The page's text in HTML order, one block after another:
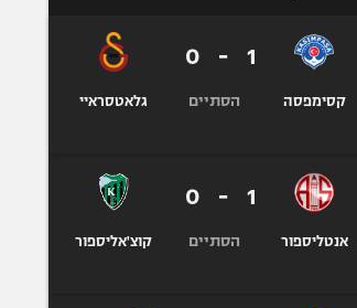
קסימפסה
1
-
0
הסתיים גלאטסראיי
אנטליספור
1
-
0
הסתיים קוצ'אליספור